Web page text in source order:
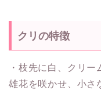
クリの特徴
・枝先に白、クリ
雄花を咲かせ、小さ